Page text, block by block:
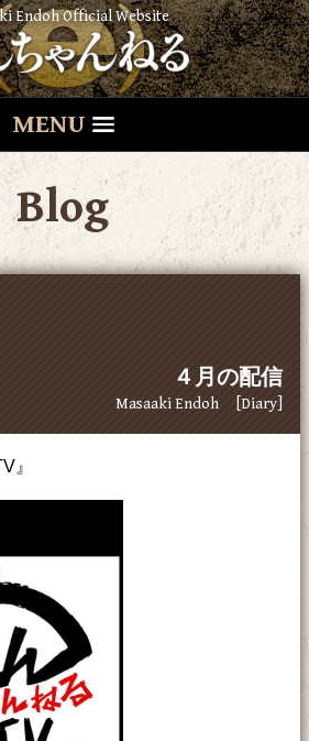
Endoh Official Website
MENU
Blog
４月の配信
Masaaki Endoh [Diary]
』